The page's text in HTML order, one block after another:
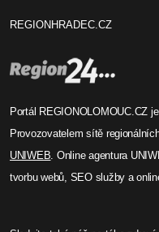
REGIONHRADEC.CZ
Portál REGIONOLOMOUC.CZ
Provozovatelem sítě
UNIWEB . Online agentura
tvorbu webů, SEO služby a